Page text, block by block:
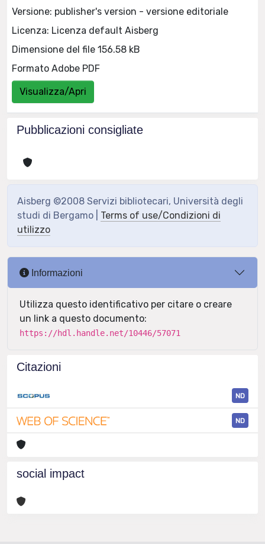
Versione: publisher's version - versione editoriale
Licenza: Licenza default Aisberg
Dimensione del file 156.58 kB
Formato Adobe PDF
Visualizza/Apri
Pubblicazioni consigliate
Aisberg ©2008 Servizi bibliotecari, Università degli
studi di Bergamo | Terms of use/Condizioni di
utilizzo
Informazioni
Utilizza questo identificativo per citare o creare
un link a questo documento:
https://hdl.handle.net/10446/57071
Citazioni
ND
ND
social impact